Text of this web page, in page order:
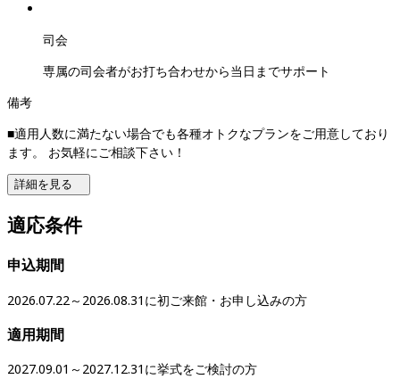
司会
専属の司会者がお打ち合わせから当日までサポート
備考
■適用人数に満たない場合でも各種オトクなプランをご用意しており
ます。 お気軽にご相談下さい！
詳細を見る
適応条件
申込期間
2026.07.22～2026.08.31に初ご来館・お申し込みの方
適用期間
2027.09.01～2027.12.31に挙式をご検討の方